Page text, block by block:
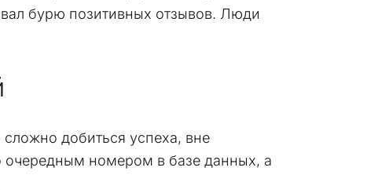
бурю позитивных отзывов. Люди
добиться успеха, вне
очередным номером в базе данных, а